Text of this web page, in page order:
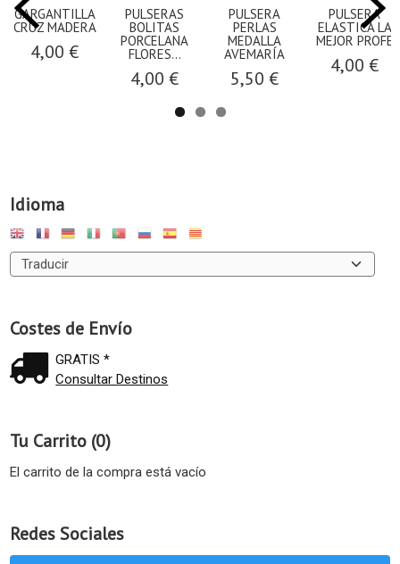
Idioma
Costes de Envío
GRATIS *
Consultar Destinos
Tu Carrito (0)
El carrito de la compra está vacío
Redes Sociales
GARGANTILLA
CRUZ MADERA
4,00 €
PULSERAS
BOLITAS
PORCELANA
FLORES...
4,00 €
PULSERA
PERLAS
MEDALLA
AVEMARÍA
5,50 €
PULSERA
ELASTICA LA
MEJOR PROFE
4,00 €